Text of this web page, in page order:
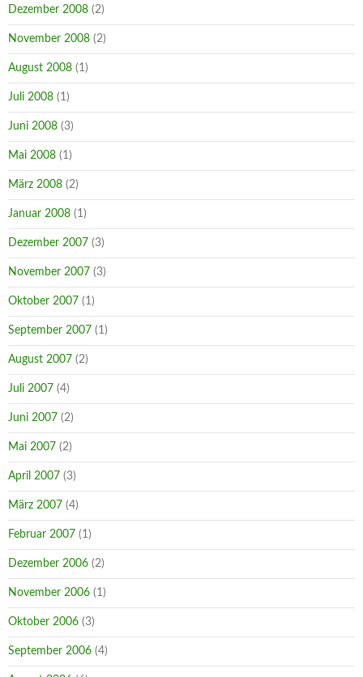
Dezember 2008 (2)
November 2008 (2)
August 2008 (1)
Juli 2008 (1)
Juni 2008 (3)
Mai 2008 (1)
März 2008 (2)
Januar 2008 (1)
Dezember 2007 (3)
November 2007 (3)
Oktober 2007 (1)
September 2007 (1)
August 2007 (2)
Juli 2007 (4)
Juni 2007 (2)
Mai 2007 (2)
April 2007 (3)
März 2007 (4)
Februar 2007 (1)
Dezember 2006 (2)
November 2006 (1)
Oktober 2006 (3)
September 2006 (4)